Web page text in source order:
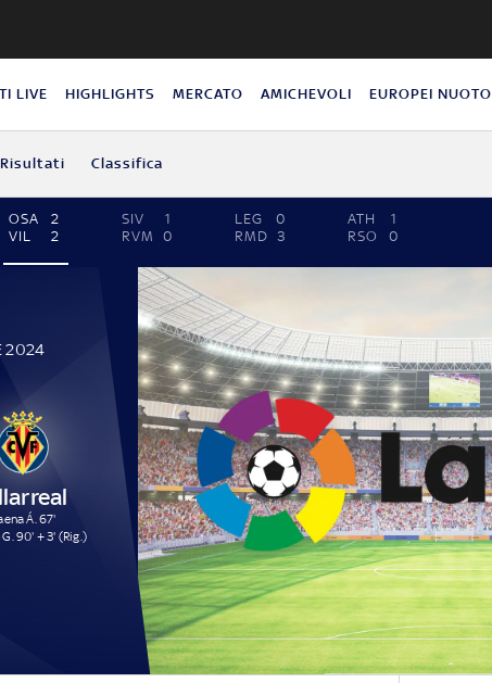
LIVE HIGHLIGHTS MERCATO AMICHEVOLI EUROPEI NUOTO
Risultati Classifica
OSA
2
VIL
2
SIV
1
RVM
0
LEG
0
RMD 3
ATH
1
RSO
0
2024
Á. 67'
90' + 3' (Rig.)
2 - 2